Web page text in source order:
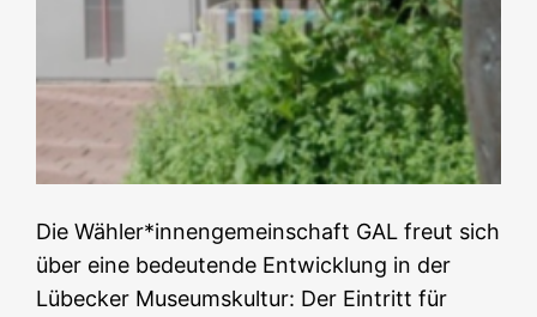
Die Wähler*innengemeinschaft GAL freut sich
über eine bedeutende Entwicklung in der
Lübecker Museumskultur: Der Eintritt für